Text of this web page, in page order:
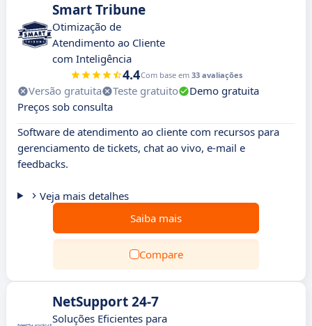
Smart Tribune
Otimização de
Atendimento ao Cliente
com Inteligência
4.4Com base em 33 avaliações
Versão gratuita Teste gratuito
Demo gratuita
Preços sob consulta
Software de atendimento ao cliente com recursos para
gerenciamento de tickets, chat ao vivo, e-mail e
feedbacks.
Veja mais detalhes
Saiba mais
Compare
NetSupport 24-7
Soluções Eficientes para